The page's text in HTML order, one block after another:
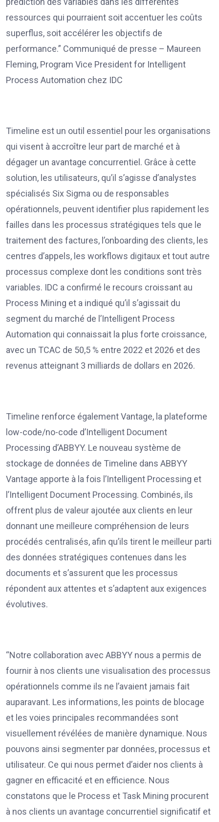
ressources qui pourraient soit accentuer les coûts
superflus, soit accélérer les objectifs de
performance.” Communiqué de presse – Maureen
Fleming, Program Vice President for Intelligent
Process Automation chez IDC
Timeline est un outil essentiel pour les organisations
qui visent à accroître leur part de marché et à
dégager un avantage concurrentiel. Grâce à cette
solution, les utilisateurs, qu’il s’agisse d’analystes
spécialisés Six Sigma ou de responsables
opérationnels, peuvent identifier plus rapidement les
failles dans les processus stratégiques tels que le
traitement des factures, l’onboarding des clients, les
centres d’appels, les workflows digitaux et tout autre
processus complexe dont les conditions sont très
variables. IDC a confirmé le recours croissant au
Process Mining et a indiqué qu’il s’agissait du
segment du marché de l’Intelligent Process
Automation qui connaissait la plus forte croissance,
avec un TCAC de 50,5 % entre 2022 et 2026 et des
revenus atteignant 3 milliards de dollars en 2026.
Timeline renforce également Vantage, la plateforme
low-code/no-code d’Intelligent Document
Processing d’ABBYY. Le nouveau système de
stockage de données de Timeline dans ABBYY
Vantage apporte à la fois l’Intelligent Processing et
l’Intelligent Document Processing. Combinés, ils
offrent plus de valeur ajoutée aux clients en leur
donnant une meilleure compréhension de leurs
procédés centralisés, afin qu’ils tirent le meilleur parti
des données stratégiques contenues dans les
documents et s’assurent que les processus
répondent aux attentes et s’adaptent aux exigences
évolutives.
“Notre collaboration avec ABBYY nous a permis de
fournir à nos clients une visualisation des processus
opérationnels comme ils ne l’avaient jamais fait
auparavant. Les informations, les points de blocage
et les voies principales recommandées sont
visuellement révélées de manière dynamique. Nous
pouvons ainsi segmenter par données, processus et
utilisateur. Ce qui nous permet d’aider nos clients à
gagner en efficacité et en efficience. Nous
constatons que le Process et Task Mining procurent
à nos clients un avantage concurrentiel significatif et